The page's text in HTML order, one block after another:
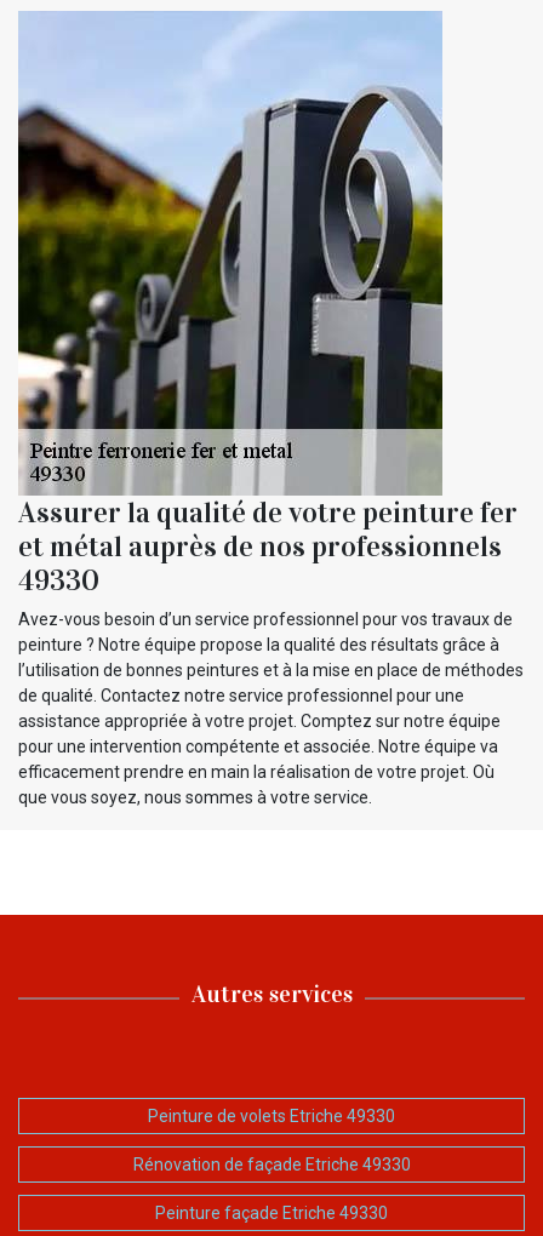
Assurer la qualité de votre peinture fer
et métal auprès de nos professionnels
49330
Avez-vous besoin d’un service professionnel pour vos travaux de
peinture ? Notre équipe propose la qualité des résultats grâce à
l’utilisation de bonnes peintures et à la mise en place de méthodes
de qualité. Contactez notre service professionnel pour une
assistance appropriée à votre projet. Comptez sur notre équipe
pour une intervention compétente et associée. Notre équipe va
efficacement prendre en main la réalisation de votre projet. Où
que vous soyez, nous sommes à votre service.
Autres services
Peinture de volets Etriche 49330
Rénovation de façade Etriche 49330
Peinture façade Etriche 49330